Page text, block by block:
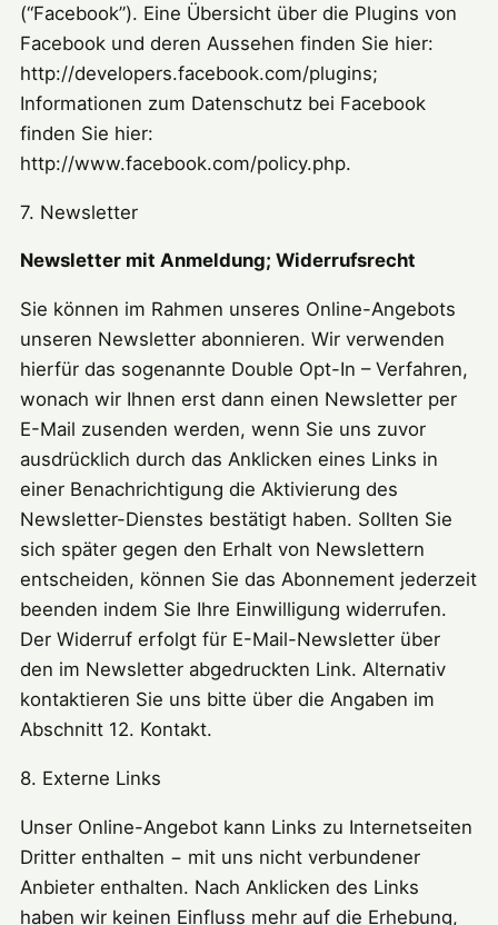
(“Facebook”). Eine Übersicht über die Plugins von
Facebook und deren Aussehen finden Sie hier:
http://developers.facebook.com/plugins;
Informationen zum Datenschutz bei Facebook
finden Sie hier:
http://www.facebook.com/policy.php.
7. Newsletter
Newsletter mit Anmeldung; Widerrufsrecht
Sie können im Rahmen unseres Online-Angebots
unseren Newsletter abonnieren. Wir verwenden
hierfür das sogenannte Double Opt-In – Verfahren,
wonach wir Ihnen erst dann einen Newsletter per
E-Mail zusenden werden, wenn Sie uns zuvor
ausdrücklich durch das Anklicken eines Links in
einer Benachrichtigung die Aktivierung des
Newsletter-Dienstes bestätigt haben. Sollten Sie
sich später gegen den Erhalt von Newslettern
entscheiden, können Sie das Abonnement jederzeit
beenden indem Sie Ihre Einwilligung widerrufen.
Der Widerruf erfolgt für E-Mail-Newsletter über
den im Newsletter abgedruckten Link. Alternativ
kontaktieren Sie uns bitte über die Angaben im
Abschnitt 12. Kontakt.
8. Externe Links
Unser Online-Angebot kann Links zu Internetseiten
Dritter enthalten − mit uns nicht verbundener
Anbieter enthalten. Nach Anklicken des Links
haben wir keinen Einfluss mehr auf die Erhebung,